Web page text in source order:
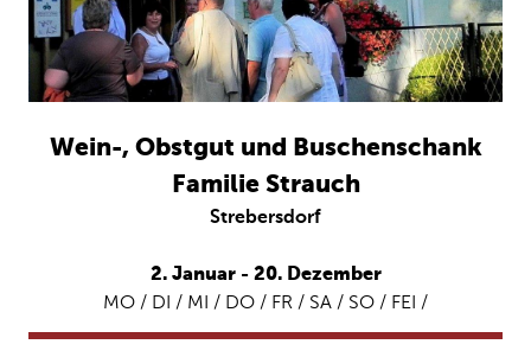
Wein-, Obstgut und Buschenschank
Familie Strauch
Strebersdorf
2. Januar - 20. Dezember
MO / DI / MI / DO / FR / SA / SO / FEI /